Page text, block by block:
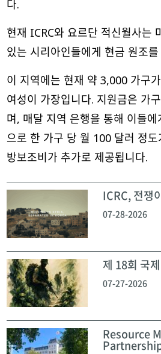
다.
현재 ICRC와 요르단 적신월사는
있는 시리아인들에게 현금 원조
이 지역에는 현재 약 3,000 가구
여성이 가장입니다. 지원금은 가
며, 매달 지역 은행을 통해 이들
으로 한 가구 당 월 100 달러 정
방보조비가 추가로 제공됩니다.
ICRC, 전쟁
07-28-2026
제 18회 국
07-27-2026
Resource